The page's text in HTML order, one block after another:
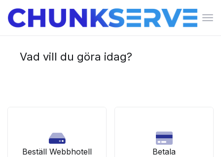
Vad vill du göra idag?
Beställ Webbhotell Betala